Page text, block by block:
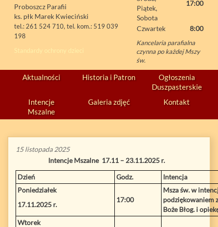
Proboszcz Parafii
ks. płk Marek Kwieciński
tel.: 261 524 710, tel. kom.: 519 039
198
Standardy ochrony dzieci
Piątek,
Sobota
17:00
Czwartek 8:00
Kancelaria parafialna
czynna po każdej Mszy
św.
Aktualności Historia i Patron
Ogłoszenia
Duszpasterskie
Intencje
Mszalne
Galeria zdjęć Kontakt
15 listopada 2025
Intencje Mszalne 17.11 – 23.11.2025 r.
Dzień
Godz.
Intencja
Poniedziałek
17.11.2025 r.
17:00
Msza św. w
podziękowaniem
Boże Błog. i
Wtorek